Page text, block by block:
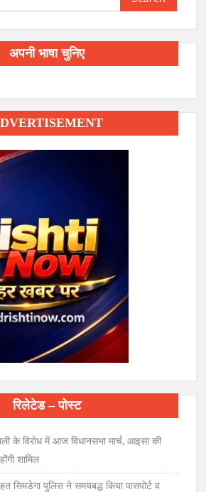
for:
अपनी भाषा चुनिए
रिलेटेड – पोस्ट
के विरोध में आज विधानसभा मार्च, आइसा की
शामिल
सिमडेगा पुलिस ने समयबद्ध किया पासपोर्ट व